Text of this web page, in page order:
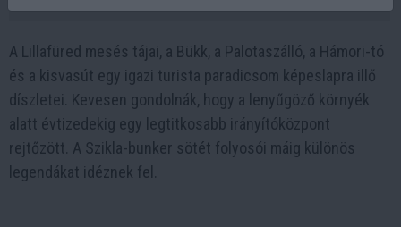
A Lillafüred mesés tájai, a Bükk, a Palotaszálló, a Hámori-tó
és a kisvasút egy igazi turista paradicsom képeslapra illő
díszletei. Kevesen gondolnák, hogy a lenyűgöző környék
alatt évtizedekig egy legtitkosabb irányítóközpont
rejtőzött. A Szikla-bunker sötét folyosói máig különös
legendákat idéznek fel.